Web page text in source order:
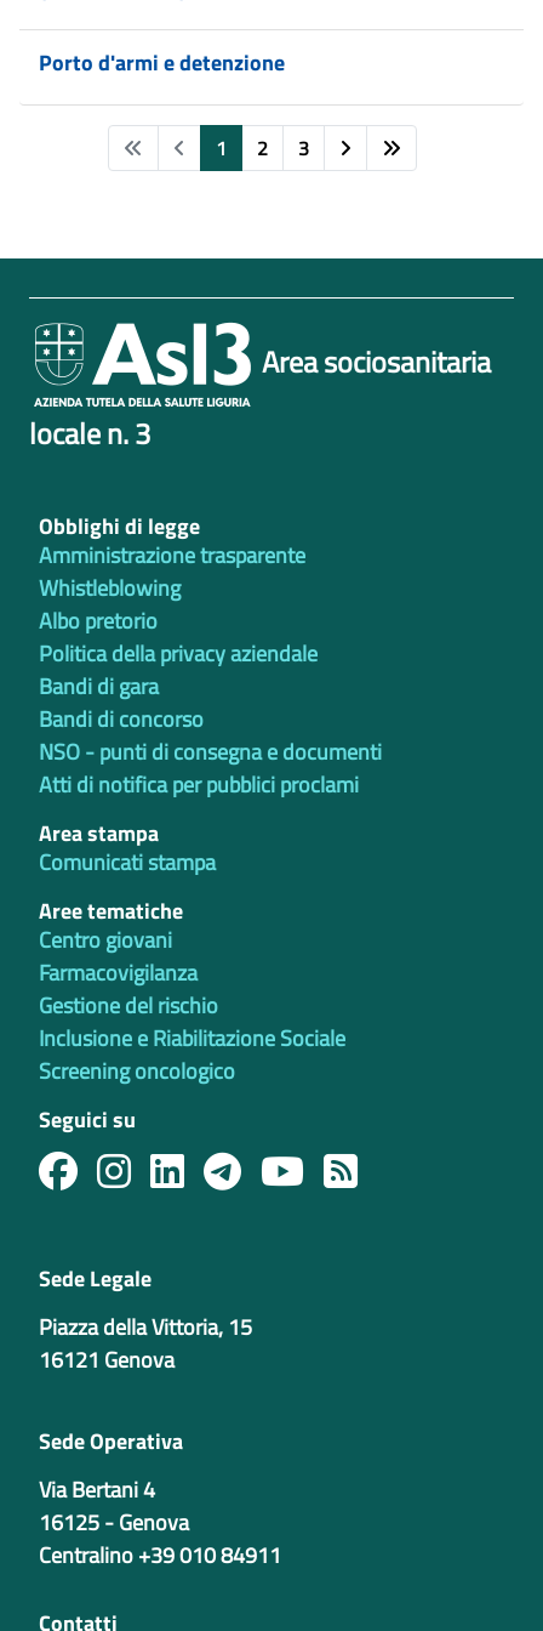
Porto d'armi e detenzione
1 2 3
Area sociosanitaria
locale n. 3
Obblighi di legge
Amministrazione trasparente
Whistleblowing
Albo pretorio
Politica della privacy aziendale
Bandi di gara
Bandi di concorso
NSO - punti di consegna e documenti
Atti di notifica per pubblici proclami
Area stampa
Comunicati stampa
Aree tematiche
Centro giovani
Farmacovigilanza
Gestione del rischio
Inclusione e Riabilitazione Sociale
Screening oncologico
Seguici su
Sede Legale
Piazza della Vittoria, 15
16121 Genova
Sede Operativa
Via Bertani 4
16125 - Genova
Centralino +39 010 84911
Contatti